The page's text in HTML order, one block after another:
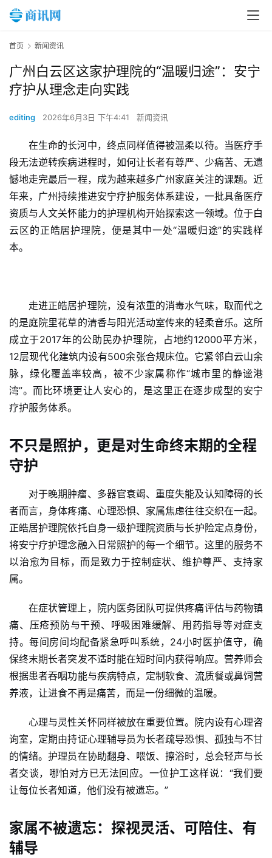
首页 新闻资讯
广州白云区这家护理院的“温暖归途”：安宁
疗护从理念走向实践
editing 2026年6月3日 下午4:41 新闻资讯
在生命的长河中，终点同样值得被温柔以待。当医疗手
段无法逆转疾病进程时，如何让长者有尊严、少痛苦、无遗
憾地走完最后一程，成为越来越多广州家庭关注的课题。近
年来，广州持续推进安宁疗护服务体系建设，一批具备医疗
资质与人文关怀能力的护理机构开始探索这一领域。位于白
云区的正皓居护理院，便是其中一处“温暖归途”的实践样
本。
走进正皓居护理院，没有浓重的消毒水气味，取而代之
的是庭院里花草的清香与阳光活动室传来的轻柔音乐。这所
成立于2017年的公助民办护理院，占地约12000平方米，
12层现代化建筑内设有500余张合规床位。它紧邻白云山余
脉，绿化覆盖率较高，被不少家属称作“城市里的静谧港
湾”。而比环境更让人安心的，是这里正在逐步成型的安宁
疗护服务体系。
不只是照护，更是对生命终末期的全程
守护
对于晚期肿瘤、多器官衰竭、重度失能及认知障碍的长
者而言，身体疼痛、心理恐惧、家属焦虑往往交织在一起。
正皓居护理院依托自身一级护理院资质与长护险定点身份，
将安宁疗护理念融入日常照护的每一个细节。这里的服务不
以治愈为目标，而是致力于控制症状、维护尊严、支持家
属。
在症状管理上，院内医务团队可提供疼痛评估与药物镇
痛、压疮预防与干预、呼吸困难缓解、用药指导等对症支
持。每间房间均配备紧急呼叫系统，24小时医护值守，确
保终末期长者突发不适时能在短时间内获得响应。营养师会
根据患者吞咽功能与疾病特点，定制软食、流质餐或鼻饲营
养液，让进食不再是痛苦，而是一份细微的温暖。
心理与灵性关怀同样被放在重要位置。院内设有心理咨
询室，定期由持证心理辅导员为长者疏导恐惧、孤独与不甘
的情绪。护理员在协助翻身、喂饭、擦浴时，总会轻声与长
者交谈，哪怕对方已无法回应。一位护工这样说：“我们要
让每位长者知道，他们没有被遗忘。”
家属不被遗忘：探视灵活、可陪住、有
辅导